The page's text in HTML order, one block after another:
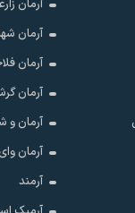
آرمان
آرمان
آرمان
آرمان
آرمان و
آرمان
آرمند